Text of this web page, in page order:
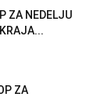
ZA NEDELJU
ZA